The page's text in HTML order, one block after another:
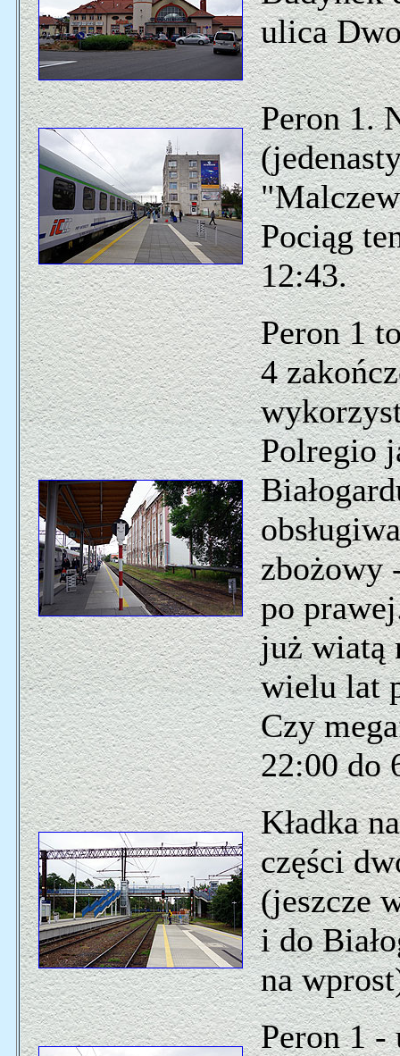
ulica
Peron 1.
Pociąg
12:43.
Peron 1
4
Polregio
zbożowy
po
już wiatą
wielu lat
Czy
22:00 do
Kładka
części
(jeszcze
i do
na
Peron 1